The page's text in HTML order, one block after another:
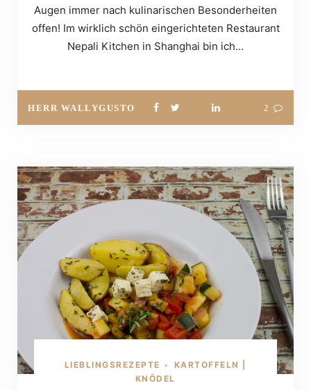
Augen immer nach kulinarischen Besonderheiten
offen! Im wirklich schön eingerichteten Restaurant
Nepali Kitchen in Shanghai bin ich…
HERR WALLYGUSTO 2
LIEBLINGSREZEPTE •
KARTOFFELN |
KNÖDEL